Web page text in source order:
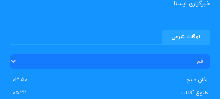
خبرگزاری ایسنا
اوقات شرعی
اذان صبح
۰۳:۵۰
طلوع آفتاب
۰۵:۲۲